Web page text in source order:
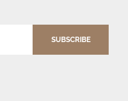
SUBSCRIBE